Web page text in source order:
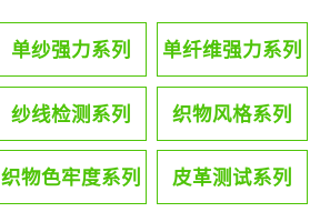
单纱强力系列 单纤维强力系列
纱线检测系列 织物风格系列
织物色牢度系列 皮革测试系列